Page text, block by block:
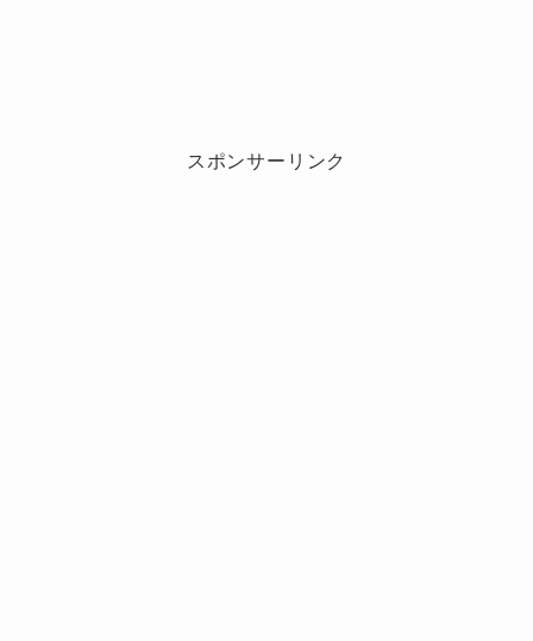
JO1のファンクラブ会費は2種類のコースに別れ
スポンサーリンク